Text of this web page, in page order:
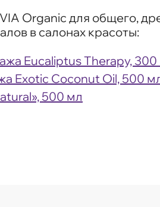
Organic для общего,
в салонах красоты:
Eucaliptus Therapy, 300
Exotic Coconut Oil, 500
500 мл